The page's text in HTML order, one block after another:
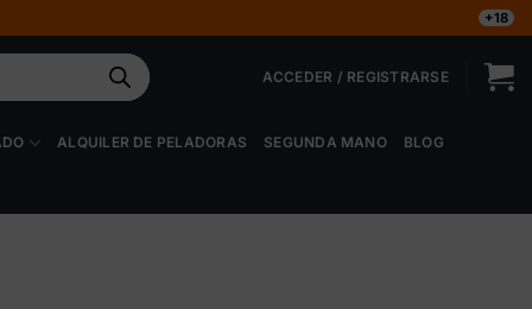
+18
ACCEDER / REGISTRARSE
ALQUILER DE PELADORAS SEGUNDA MANO BLOG